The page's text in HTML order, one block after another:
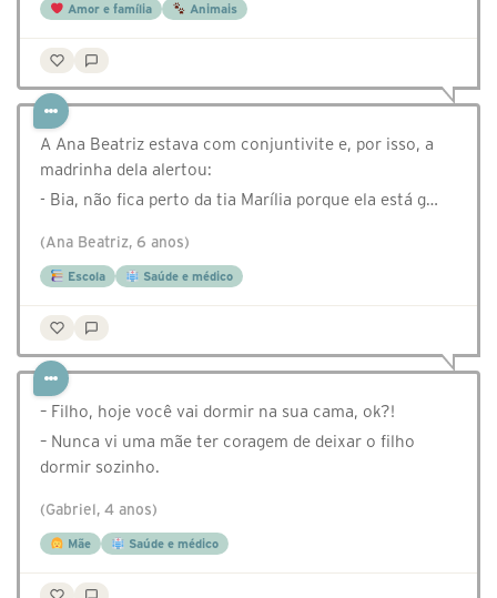
Amor e família Animais
A Ana Beatriz estava com conjuntivite e, por isso, a
madrinha dela alertou:
- Bia, não fica perto da tia Marília porque ela está g…
(Ana Beatriz, 6 anos)
Escola Saúde e médico
– Filho, hoje você vai dormir na sua cama, ok?!
– Nunca vi uma mãe ter coragem de deixar o filho
dormir sozinho.
(Gabriel, 4 anos)
Mãe Saúde e médico